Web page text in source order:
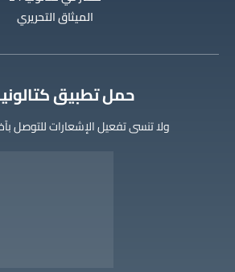
الميثاق التحريري
‫حمل تطبيق كتالونيا
ولا تنسى تفعيل الإشعارات للتوصل